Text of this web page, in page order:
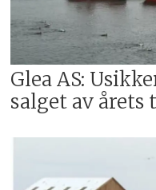
Glea AS:
salget av